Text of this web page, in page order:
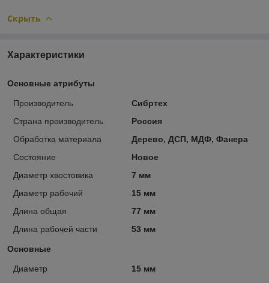
Скрыть
Характеристики
Основные атрибуты
Производитель
Сибртех
Страна производитель
Россия
Обработка материала
Дерево, ДСП, МДФ, Фанера
Состояние
Новое
Диаметр хвостовика
7 мм
Диаметр рабочий
15 мм
Длина общая
77 мм
Длина рабочей части
53 мм
Основные
Диаметр
15 мм